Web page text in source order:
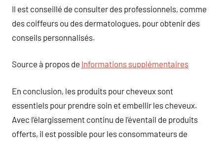
Il est conseillé de consulter des professionnels, comme
des coiffeurs ou des dermatologues, pour obtenir des
conseils personnalisés.
Source à propos de Informations supplémentaires
En conclusion, les produits pour cheveux sont
essentiels pour prendre soin et embellir les cheveux.
Avec l’élargissement continu de l’éventail de produits
offerts, il est possible pour les consommateurs de